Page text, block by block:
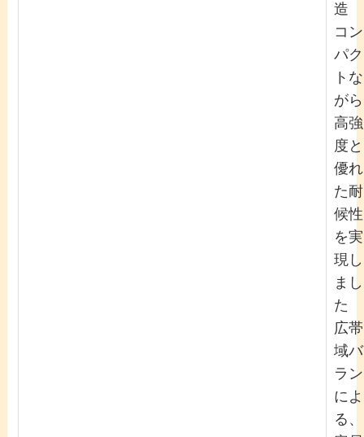
造
コン
パク
トな
がら
高強
度と
優れ
た耐
候性
を実
現し
まし
た
広帯
域バ
ラン
によ
る、